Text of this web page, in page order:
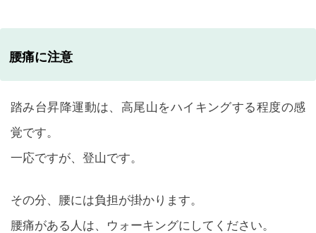
腰痛に注意
踏み台昇降運動は、高尾山をハイキングする程度の感
覚です。
一応ですが、登山です。
その分、腰には負担が掛かります。
腰痛がある人は、ウォーキングにしてください。